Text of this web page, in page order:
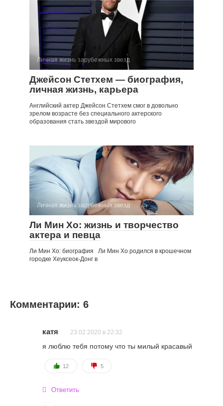
Личная жизнь зарубежных звезд
Джейсон Стетхем — биография,
личная жизнь, карьера
Английский актер Джейсон Стетхем смог в довольно
зрелом возрасте без специального актерского
образования стать звездой мирового
Личная жизнь зарубежных звезд
Ли Мин Хо: жизнь и творчество
актера и певца
Ли Мин Хо: биография Ли Мин Хо родился в крошечном
городке Хеуксеок-Донг в
Комментарии: 6
катя 23.02.2020 в 22:32
я люблю тебя потому что ты милый красавый
12 5
Ответить